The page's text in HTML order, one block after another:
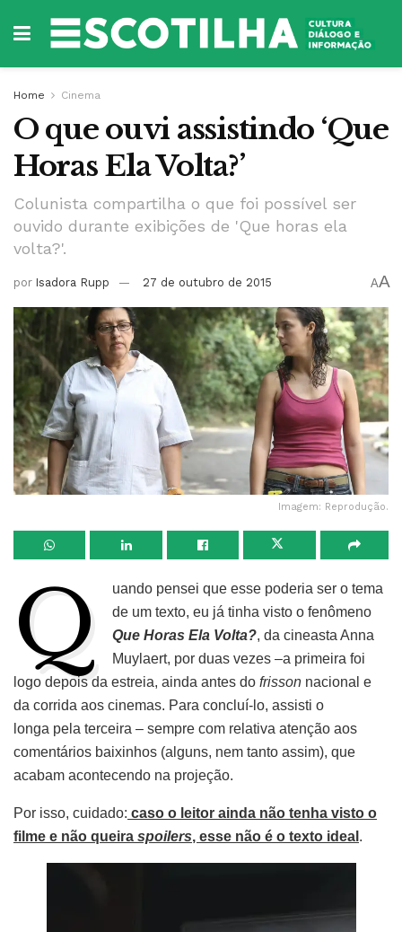
Home Cinema
O que ouvi assistindo ‘Que
Horas Ela Volta?’
Colunista compartilha o que foi possível ser
ouvido durante exibições de 'Que horas ela
volta?'.
por Isadora Rupp 27 de outubro de 2015 AA
Imagem: Reprodução.
Q
uando pensei que esse poderia ser o tema
de um texto, eu já tinha visto o fenômeno
Que Horas Ela Volta?, da cineasta Anna
Muylaert, por duas vezes –a primeira foi
logo depois da estreia, ainda antes do frisson nacional e
da corrida aos cinemas. Para concluí-lo, assisti o
longa pela terceira – sempre com relativa atenção aos
comentários baixinhos (alguns, nem tanto assim), que
acabam acontecendo na projeção.
Por isso, cuidado: caso o leitor ainda não tenha visto o
filme e não queira spoilers, esse não é o texto ideal .